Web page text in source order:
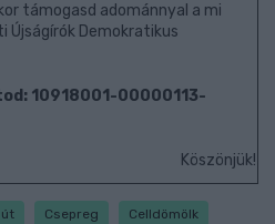
támogasd adománnyal a mi
Újságírók Demokratikus
10918001-00000113-
Köszönjük!
út Csepreg Celldömölk